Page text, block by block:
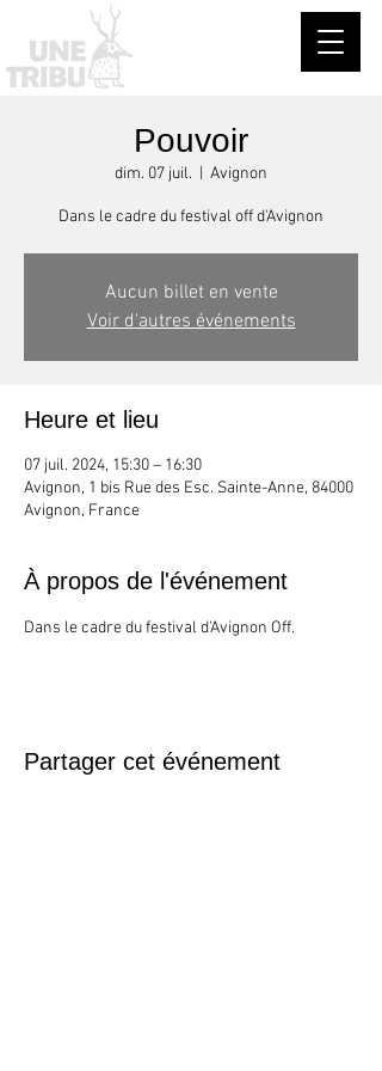
Pouvoir
dim. 07 juil. Avignon
Dans le cadre du festival off d'Avignon
Aucun billet en vente
Voir d'autres événements
Heure et lieu
07 juil. 2024, 15:30 – 16:30
Avignon, 1 bis Rue des Esc. Sainte-Anne, 84000
Avignon, France
À propos de l'événement
Dans le cadre du festival d'Avignon Off.
Partager cet événement